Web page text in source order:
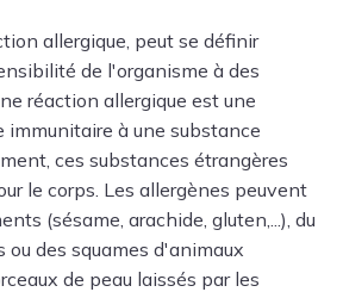
allergique, peut se définir
de l'organisme à des
réaction allergique est une
immunitaire à une substance
ces substances étrangères
le corps. Les allergènes peuvent
(sésame, arachide, gluten,...), du
ou des squames d'animaux
de peau laissés par les